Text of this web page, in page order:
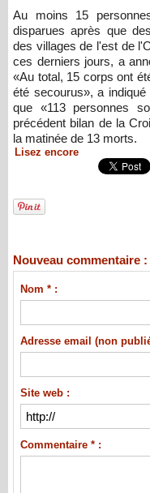
Au moins 15 personnes sont mortes et 113 sont portées
disparues après que
des villages de l'est de
ces derniers jours, a
«Au total, 15 corps ont
été secourus», a
que «113 personnes
précédent bilan de la
la matinée de 13 morts.
Lisez encore
Nouveau commentaire :
Nom * :
Adresse email (non
Site web :
Commentaire * :